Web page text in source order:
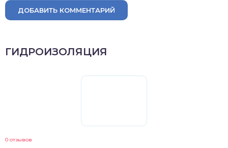
ДОБАВИТЬ КОММЕНТАРИЙ
ГИДРОИЗОЛЯЦИЯ
0 отзывов